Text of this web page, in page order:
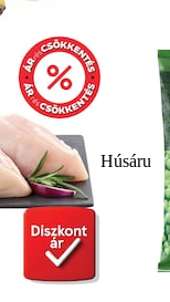
Húsáru